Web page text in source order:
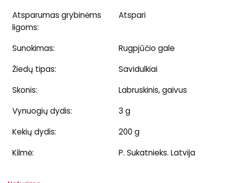
Atsparumas grybinėms
ligoms:
Atspari
Sunokimas:
Rugpjūčio gale
Žiedų tipas:
Savidulkiai
Skonis:
Labruskinis, gaivus
Vynuogių dydis:
3 g
Kekių dydis:
200 g
Kilmė:
P. Sukatnieks. Latvija